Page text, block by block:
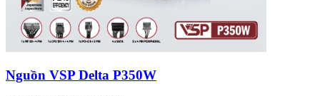
Nguồn VSP Delta P350W